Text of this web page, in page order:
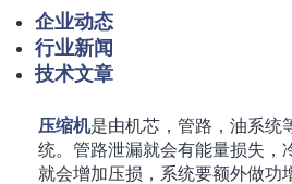
企业动态
行业新闻
技术文章
压缩机是由机芯，管路，油系统
统。管路泄漏就会有能量损失，
就会增加压损，系统要额外做功